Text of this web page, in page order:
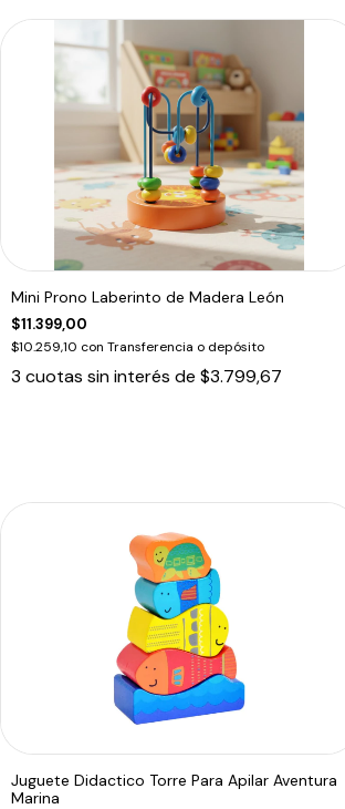
Mini Prono Laberinto de Madera León
$11.399,00
$10.259,10 con Transferencia o depósito
3 cuotas sin interés de $3.799,67
Juguete Didactico Torre Para Apilar Aventura
Marina